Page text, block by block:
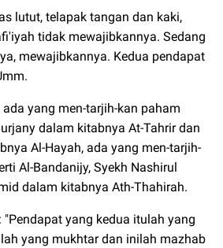
lutut, telapak tangan dan kaki,
tidak mewajibkannya. Sedang
mewajibkannya. Kedua pendapat
yang men-tarjih-kan paham
dalam kitabnya At-Tahrir dan
Al-Hayah, ada yang men-tarjih-
Al-Bandanijy, Syekh Nashirul
dalam kitabnya Ath-Thahirah.
"Pendapat yang kedua itulah yang
yang mukhtar dan inilah mazhab